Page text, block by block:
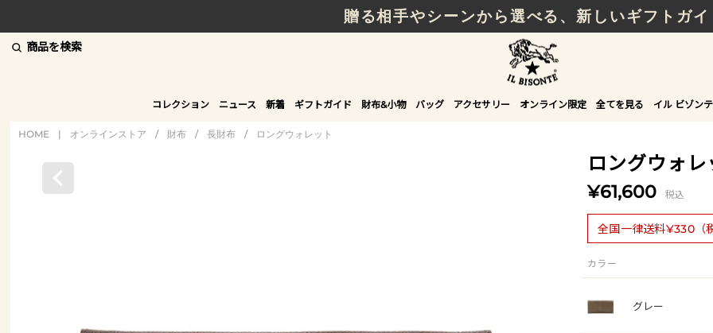
贈る相手やシーンから選べる、新しいギフトガイ
商品を検索
コレクション ニュース 新着 ギフトガイド 財布&小物 バッグ アクセサリー オンライン限定 全てを見る イル ビゾン
HOME | オンラインストア / 財布 / 長財布 / ロングウォレット
ロングウォ
¥61,600 税込
全国一律送料¥330（
カラー
グレー